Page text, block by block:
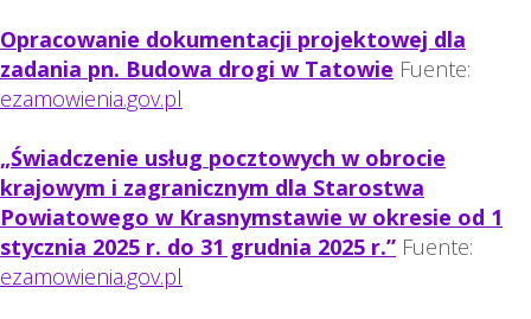
Opracowanie dokumentacji projektowej dla
zadania pn. Budowa drogi w Tatowie Fuente:
ezamowienia.gov.pl
„Świadczenie usług pocztowych w obrocie
krajowym i zagranicznym dla Starostwa
Powiatowego w Krasnymstawie w okresie od 1
stycznia 2025 r. do 31 grudnia 2025 r.” Fuente:
ezamowienia.gov.pl